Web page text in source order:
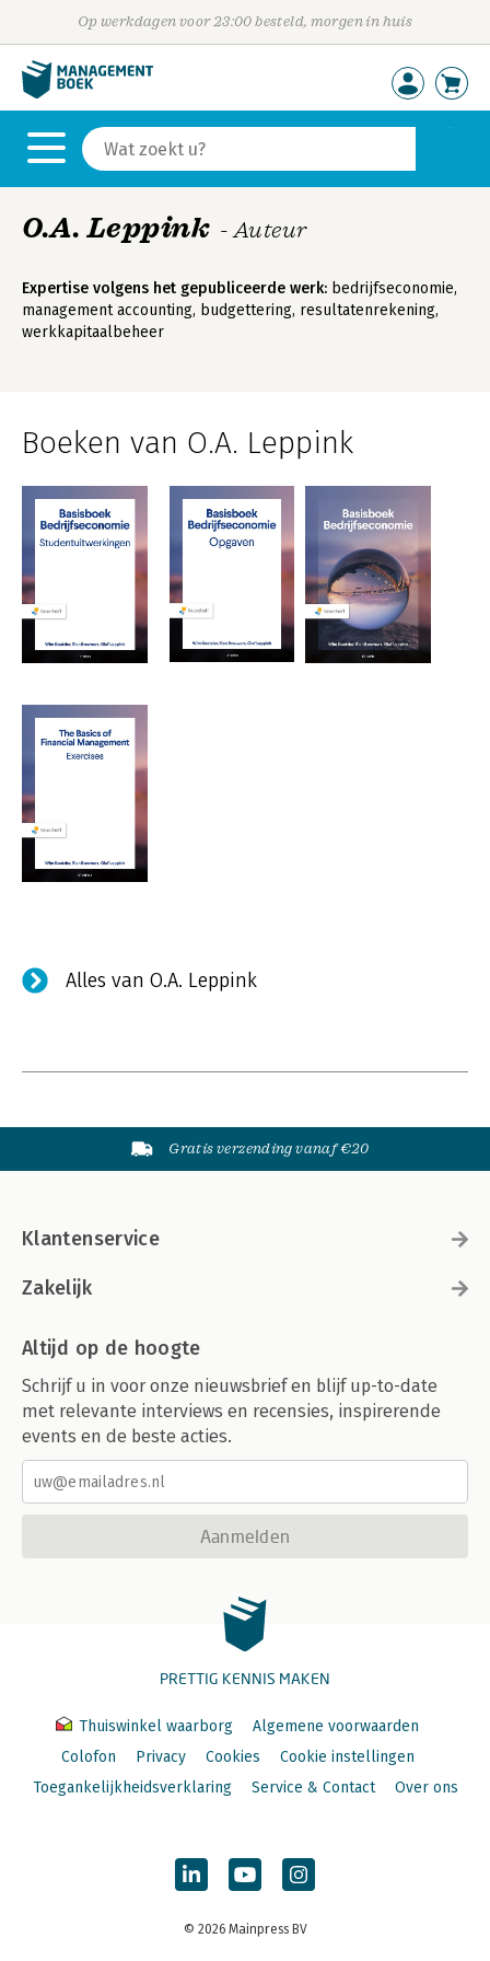
Op werkdagen voor 23:00 besteld, morgen in huis
O.A. Leppink - Auteur
Expertise volgens het gepubliceerde werk: bedrijfseconomie,
management accounting, budgettering, resultatenrekening,
werkkapitaalbeheer
Boeken van O.A. Leppink
Alles van O.A. Leppink
Gratis verzending vanaf €20
Klantenservice
Zakelijk
Altijd op de hoogte
Schrijf u in voor onze nieuwsbrief en blijf up-to-date
met relevante interviews en recensies, inspirerende
events en de beste acties.
Aanmelden
PRETTIG KENNIS MAKEN
Thuiswinkel waarborg
Algemene voorwaarden
Colofon
Privacy Cookies
Cookie instellingen
Toegankelijkheidsverklaring
Service & Contact Over ons
© 2026 Mainpress BV